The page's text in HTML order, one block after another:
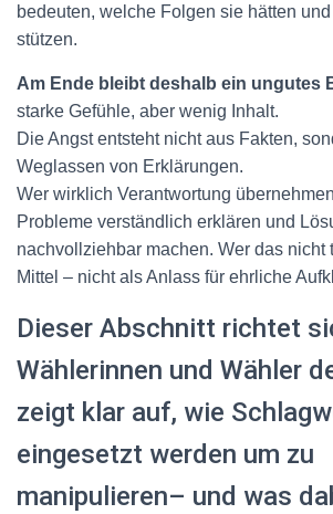
bedeuten, welche Folgen sie hätten
stützen.
Am Ende bleibt deshalb ein ungutes
starke Gefühle, aber wenig Inhalt.
Die Angst entsteht nicht aus Fakten,
Weglassen von Erklärungen.
Wer wirklich Verantwortung
Probleme verständlich erklären und
nachvollziehbar machen. Wer das nicht
Mittel – nicht als Anlass für ehrliche
Dieser Abschnitt richtet
Wählerinnen und Wähler
zeigt klar auf, wie
eingesetzt werden um zu
manipulieren– und was